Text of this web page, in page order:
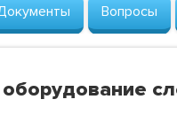
Вопросы
оборудование